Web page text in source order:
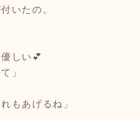
いたの。
しい💕
」
もあげるね」